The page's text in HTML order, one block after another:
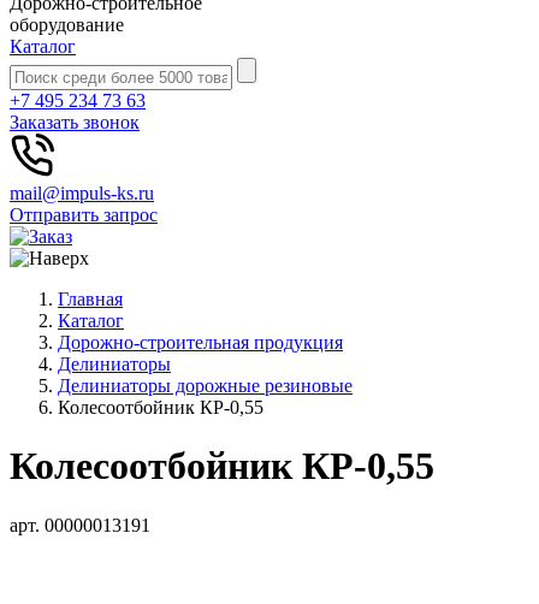
оборудование
Каталог
+7 495 234 73 63
Заказать звонок
mail@impuls-ks.ru
Отправить запрос
Главная
Каталог
Дорожно-строительная продукция
Делиниаторы
Делиниаторы дорожные резиновые
Колесоотбойник КР-0,55
Колесоотбойник КР-0,55
арт. 00000013191